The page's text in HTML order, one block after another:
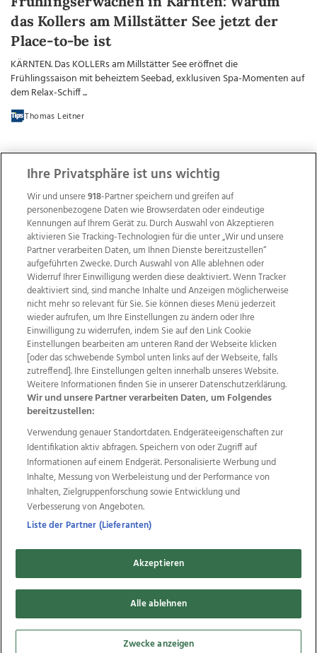
das Kollers am Millstätter See jetzt der
Place-to-be ist
KÄRNTEN. Das KOLLERs am Millstätter See eröffnet die
Frühlingssaison mit beheiztem Seebad, exklusiven Spa-Momenten auf
dem Relax-Schiff ...
Thomas Leitner
Wir über uns Mediadaten Kontakt
Jobs
Datenschutz
Impressum
AGB Anzeigekunden
AGB Website
Ehrenkodex Politische Werbung
Weitere Angebote des Medienhauses Wimmer
TV1 di-mog-i.at OÖNow
Ischler Woche
Life Radio
OÖNachrichten
OÖN Immobilien
OÖN Karriere
OÖN Reise
Promenaden Galerien
Regionaljobs
wasistlos.at
Copyrights © 2026 Tips Zeitungs GmbH & Co KG
developed by11x11.net
Cookie Einstellungen bearbeiten
Ihre Privatsphäre ist uns wichtig
Wir und unsere918-Partner speichern und greifen auf
personenbezogene Daten wie Browserdaten oder eindeutige
Kennungen auf Ihrem Gerät zu. Durch Auswahl von Akzeptieren
aktivieren Sie Tracking-Technologien für die unter „Wir und unsere
Partner verarbeiten Daten, um Ihnen Dienste bereitzustellen“
aufgeführten Zwecke. Durch Auswahl von Alle ablehnen oder
Widerruf Ihrer Einwilligung werden diese deaktiviert. Wenn Tracker
deaktiviert sind, sind manche Inhalte und Anzeigen möglicherweise
nicht mehr so relevant für Sie. Sie können dieses Menü jederzeit
wieder aufrufen, um Ihre Einstellungen zu ändern oder Ihre
Einwilligung zu widerrufen, indem Sie auf den Link Cookie
Einstellungen bearbeiten am unteren Rand der Webseite klicken
[oder das schwebende Symbol unten links auf der Webseite, falls
zutreffend]. Ihre Einstellungen gelten innerhalb unseres Website.
Weitere Informationen finden Sie in unserer Datenschutzerklärung.
Wir und unsere Partner verarbeiten Daten, um Folgendes
bereitzustellen:
Verwendung genauer Standortdaten. Endgeräteeigenschaften zur
Identifikation aktiv abfragen. Speichern von oder Zugriff auf
Informationen auf einem Endgerät. Personalisierte Werbung und
Inhalte, Messung von Werbeleistung und der Performance von
Inhalten, Zielgruppenforschung sowie Entwicklung und
Verbesserung von Angeboten.
Liste der Partner (Lieferanten)
Akzeptieren
Alle ablehnen
Zwecke anzeigen